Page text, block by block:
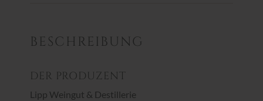
BESCHREIBUNG
DER PRODUZENT
Lipp Weingut & Destillerie